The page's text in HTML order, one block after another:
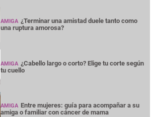
AMIGA ¿Terminar una amistad duele tanto como
una ruptura amorosa?
AMIGA ¿Cabello largo o corto? Elige tu corte según
tu cuello
AMIGA Entre mujeres: guía para acompañar a su
amiga o familiar con cáncer de mama